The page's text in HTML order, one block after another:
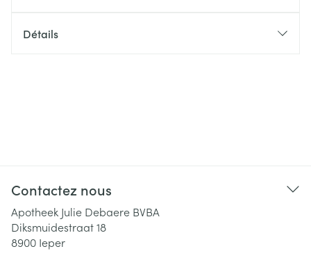
Détails
Contactez nous
Apotheek Julie Debaere BVBA
Diksmuidestraat 18
8900 Ieper